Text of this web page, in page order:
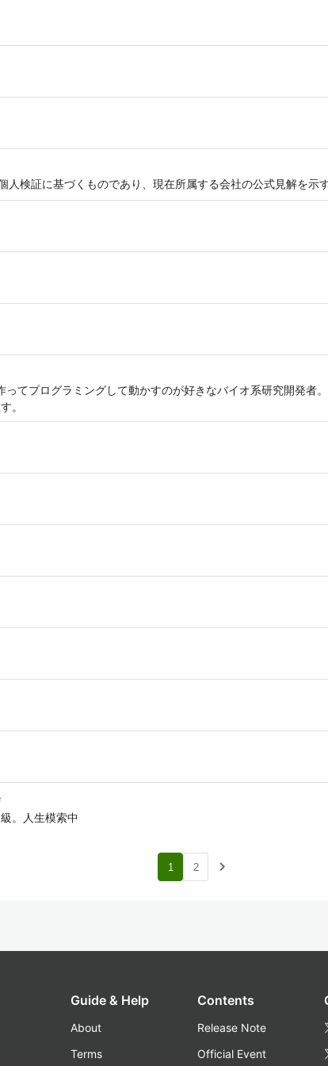
人検証に基づくものであり、現在所属する会社の公式見解を示
ってプログラミングして動かすのが好きなバイオ系研究開発者
。
。人生模索中
1 2 navigate_next
Guide & Help
About
Terms
Contents
Release Note
Official Event